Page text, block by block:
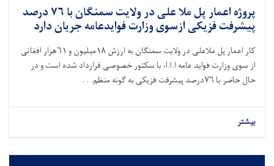
پروژه اعمار پل ملا علی در ولایت سمنگان با ۷۶ درصد
پیشرفت فزیکی ازسوی وزارت فوایدعامه جریان دارد
کار اعمار پل ملاعلی در ولایت سمنگان به ارزش۱۸میلیون و ۶۱هزار افغانی
از سوی وزارت فواید عامه ا.ا.ا، با سکتور خصوصی قرارداد شده است و در
حال حاضر با۷۶درصد پیشرفت فزیکی به گونه منظم. . .
بیشتر